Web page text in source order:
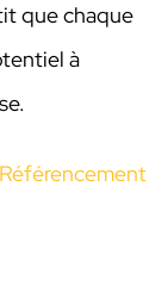
que chaque
à
Référencement